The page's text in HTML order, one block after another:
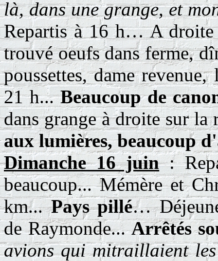
là, dans une grange, et
Repartis à 16 h… A
trouvé oeufs dans ferme,
poussettes, dame
21 h...Beaucoup de
dans grange à droite sur
aux lumières, beaucoup
Dimanche 16 juin:
beaucoup... Mémère et
km...Pays pillé…
de Raymonde...Arrêtés
avions qui mitraillaient